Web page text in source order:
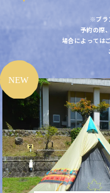
※ブラ
予約の際
場合によっては